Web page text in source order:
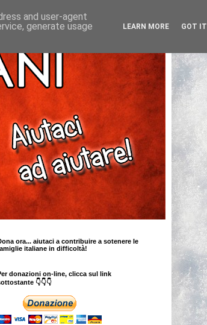
ora... aiutaci a contribuire a sotenere le
italiane in difficoltà!
donazioni on-line, clicca sul link
👇👇👇
and user-agent
generate usage
LEARN MORE GOT IT